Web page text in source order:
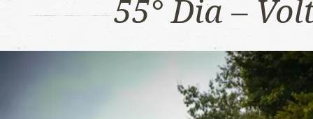
55° Dia –